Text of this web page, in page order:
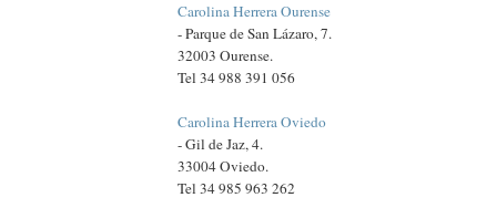
Carolina Herrera Ourense
- Parque de San Lázaro, 7.
32003 Ourense.
Tel 34 988 391 056
Carolina Herrera Oviedo
- Gil de Jaz, 4.
33004 Oviedo.
Tel 34 985 963 262